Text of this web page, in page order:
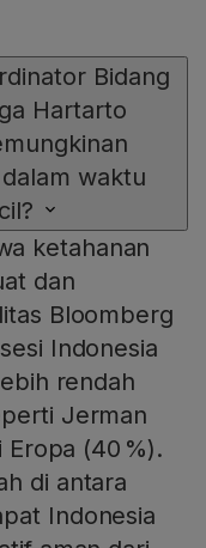
Bidang
Hartarto
waktu
ketahanan
dan
Bloomberg
Indonesia
rendah
Jerman
Eropa (40 %).
di antara
Indonesia